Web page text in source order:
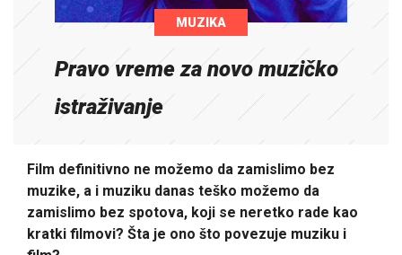
MUZIKA
Pravo vreme za novo muzičko
istraživanje
Film definitivno ne možemo da zamislimo bez
muzike, a i muziku danas teško možemo da
zamislimo bez spotova, koji se neretko rade kao
kratki filmovi? Šta je ono što povezuje muziku i